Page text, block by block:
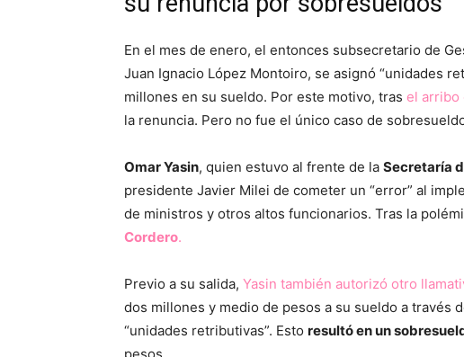
En el mes de enero, el entonces subsecretario de
Juan Ignacio López Montoiro, se asignó “unidades
millones en su sueldo. Por este motivo, tras el arribo
la renuncia. Pero no fue el único caso de
Omar Yasin, quien estuvo al frente de la Secretaría
presidente Javier Milei de cometer un “error” al
de ministros y otros altos funcionarios. Tras la
Cordero.
Previo a su salida, Yasin también autorizó otro
dos millones y medio de pesos a su sueldo a través
“unidades retributivas”. Esto resultó en un